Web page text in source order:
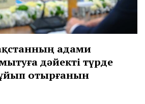
адами
дәйекті түрде
отырғанын